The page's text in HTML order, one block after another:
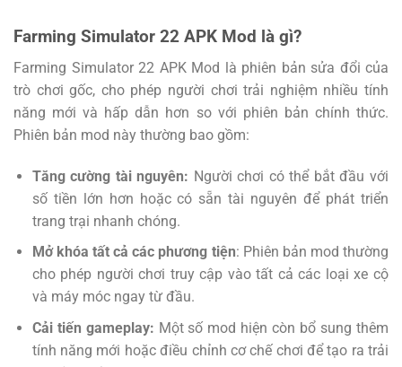
Farming Simulator 22 APK Mod là gì?
Farming Simulator 22 APK Mod là phiên bản sửa đổi của
trò chơi gốc, cho phép người chơi trải nghiệm nhiều tính
năng mới và hấp dẫn hơn so với phiên bản chính thức.
Phiên bản mod này thường bao gồm:
Tăng cường tài nguyên: Người chơi có thể bắt đầu với
số tiền lớn hơn hoặc có sẵn tài nguyên để phát triển
trang trại nhanh chóng.
Mở khóa tất cả các phương tiện: Phiên bản mod thường
cho phép người chơi truy cập vào tất cả các loại xe cộ
và máy móc ngay từ đầu.
Cải tiến gameplay: Một số mod hiện còn bổ sung thêm
tính năng mới hoặc điều chỉnh cơ chế chơi để tạo ra trải